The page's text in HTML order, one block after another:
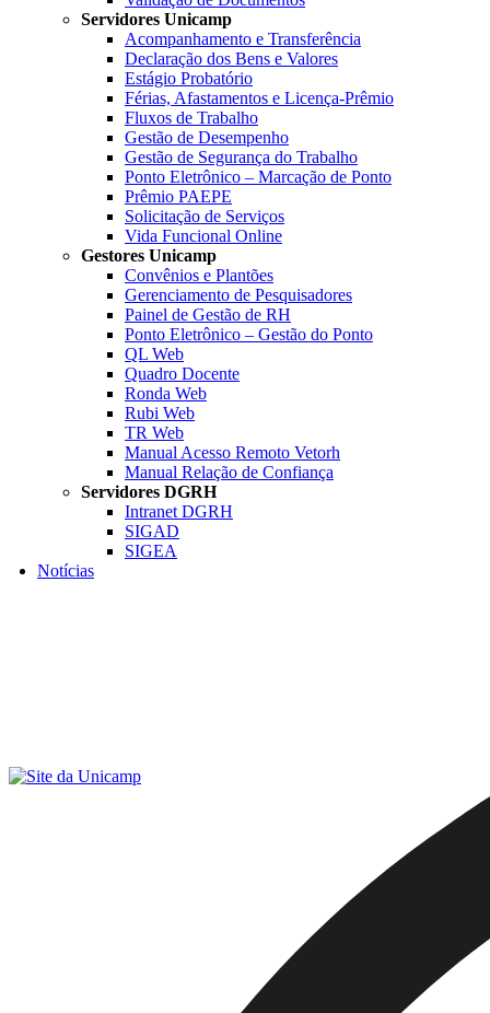
Servidores Unicamp
Acompanhamento e Transferência
Declaração dos Bens e Valores
Estágio Probatório
Férias, Afastamentos e Licença-Prêmio
Fluxos de Trabalho
Gestão de Desempenho
Gestão de Segurança do Trabalho
Ponto Eletrônico – Marcação de Ponto
Prêmio PAEPE
Solicitação de Serviços
Vida Funcional Online
Gestores Unicamp
Convênios e Plantões
Gerenciamento de Pesquisadores
Painel de Gestão de RH
Ponto Eletrônico – Gestão do Ponto
QL Web
Quadro Docente
Ronda Web
Rubi Web
TR Web
Manual Acesso Remoto Vetorh
Manual Relação de Confiança
Servidores DGRH
Intranet DGRH
SIGAD
SIGEA
Notícias